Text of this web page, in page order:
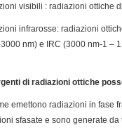
visibili : radiazioni ottiche
infrarosse: radiazioni
nm) e IRC (3000 nm-1 –
di radiazioni ottiche
emettono radiazioni in fase
sfasate e sono generate